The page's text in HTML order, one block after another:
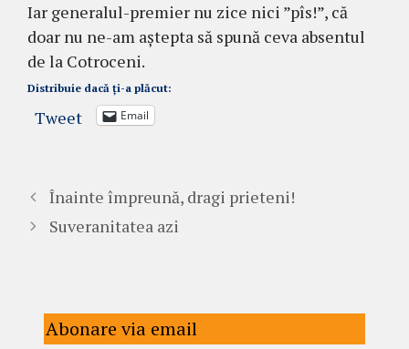
Iar generalul-premier nu zice nici ”pîs!”, că
doar nu ne-am aștepta să spună ceva absentul
de la Cotroceni.
Distribuie dacă ți-a plăcut:
Tweet Email
Înainte împreună, dragi prieteni!
Suveranitatea azi
Abonare via email